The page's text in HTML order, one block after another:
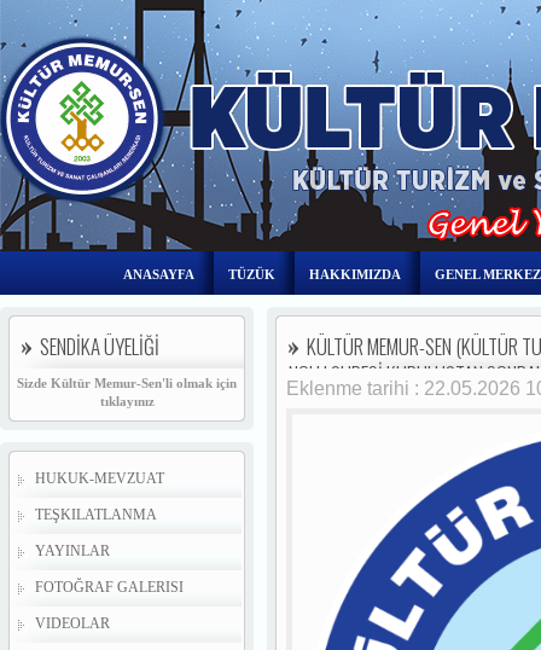
ANASAYFA TÜZÜK HAKKIMIZDA GENEL
SENDİKA ÜYELİĞİ
Sizde Kültür Memur-Sen'li olmak için
tıklayınız
HUKUK-MEVZUAT
TEŞKILATLANMA
YAYINLAR
FOTOĞRAF GALERISI
VIDEOLAR
KÜLTÜR MEMUR-SEN (KÜLTÜR
NOLU ŞUBESİ KURULUŞTAN
Eklenme tarihi : 22.05.2026